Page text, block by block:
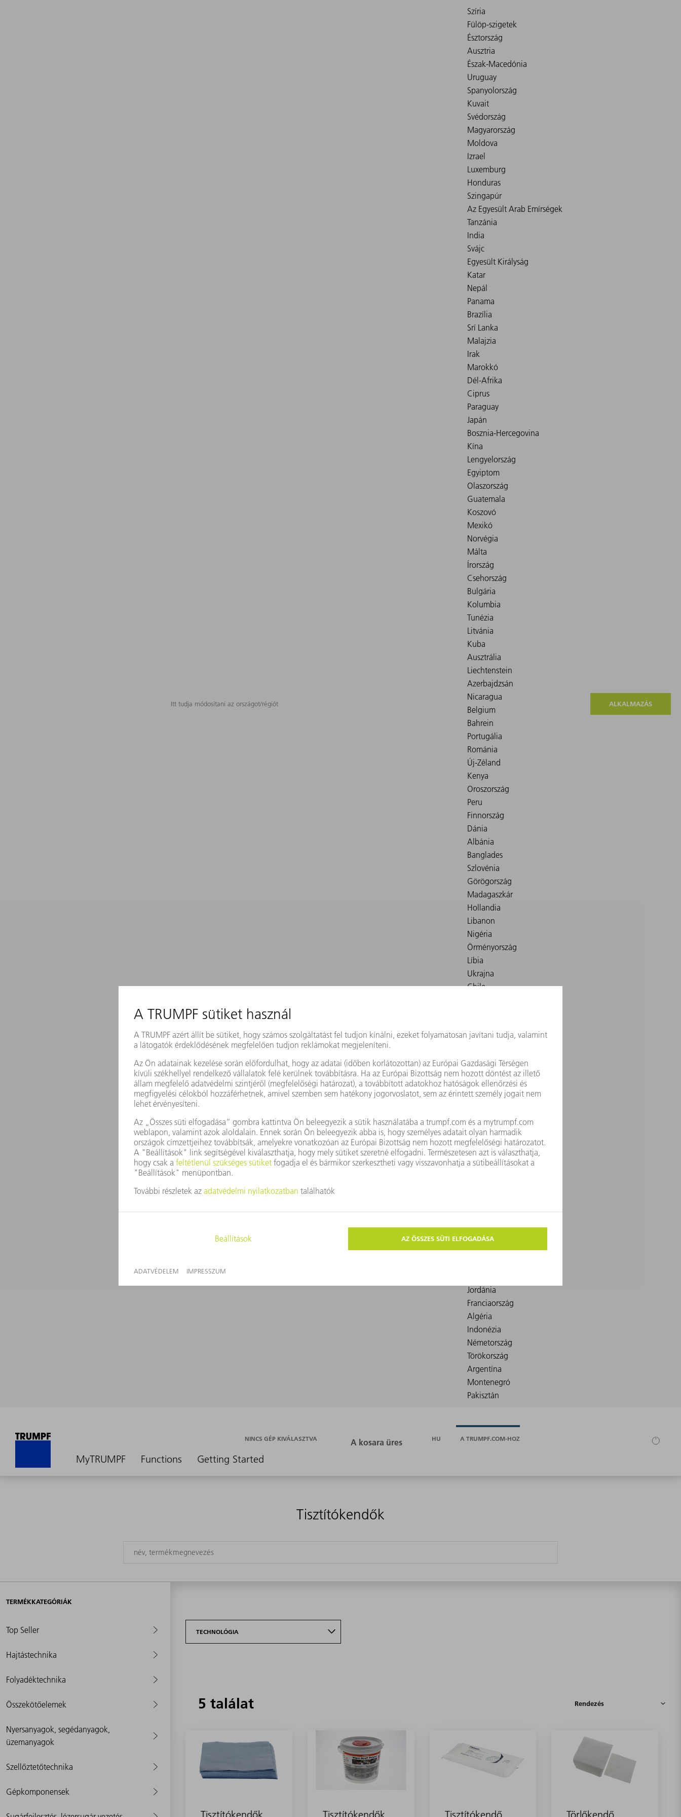
Itt tudja módosítani az országot/régiót ALKALMAZÁS
MyTRUMPF Functions Getting Started
NINCS GÉP KIVÁLASZTVA HU A TRUMPF.COM-HOZ
Tisztítókendők
TERMÉKKATEGÓRIÁK
Top Seller
Hajtástechnika
Folyadéktechnika
Összekötőelemek
Nyersanyagok, segédanyagok,
üzemanyagok
Szellőztetőtechnika
Gépkomponensek
TECHNOLÓGIA
5 találat